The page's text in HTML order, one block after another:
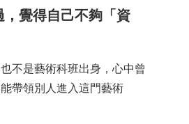
覺得自己不夠「資
不是藝術科班出身，心中曾
帶領別人進入這門藝術